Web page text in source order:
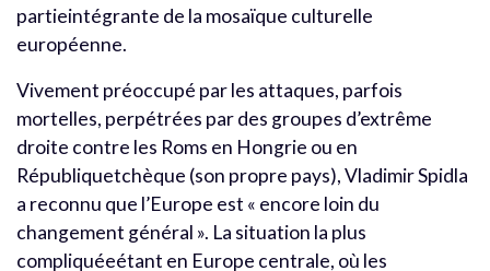
partieintégrante de la mosaïque culturelle
européenne.
Vivement préoccupé par les attaques, parfois
mortelles, perpétrées par des groupes d’extrême
droite contre les Roms en Hongrie ou en
Républiquetchèque (son propre pays), Vladimir Spidla
a reconnu que l’Europe est « encore loin du
changement général ». La situation la plus
compliquéeétant en Europe centrale, où les